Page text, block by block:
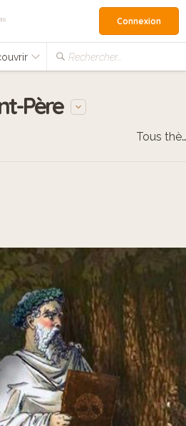
Rechercher…
Connexion
Père
Tous thèmes